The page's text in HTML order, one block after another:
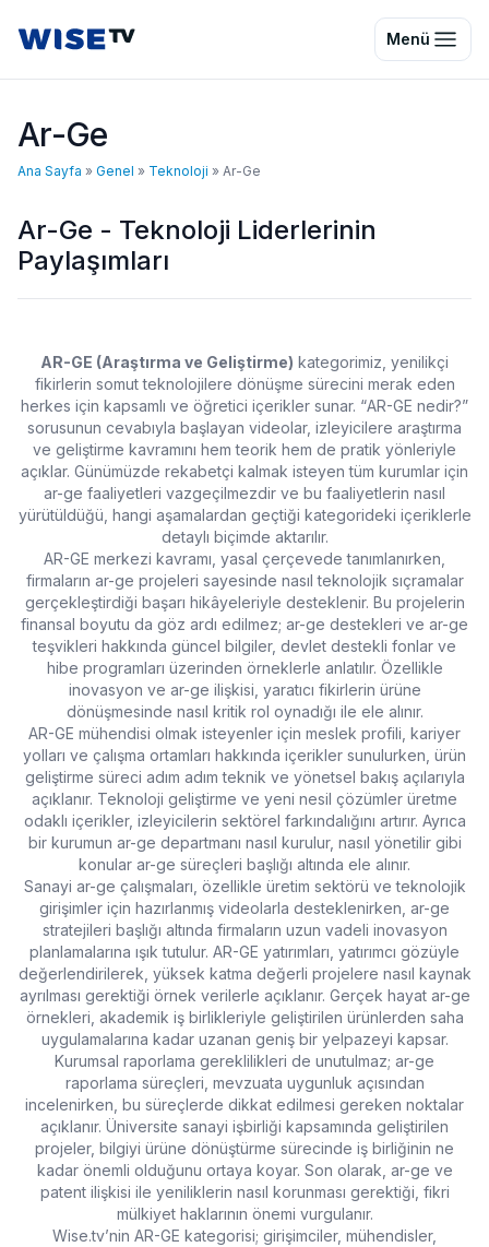
Wise TV Menü
Ar-Ge
Ana Sayfa » Genel » Teknoloji » Ar-Ge
Ar-Ge - Teknoloji Liderlerinin
Paylaşımları
AR-GE (Araştırma ve Geliştirme) kategorimiz, yenilikçi
fikirlerin somut teknolojilere dönüşme sürecini merak eden
herkes için kapsamlı ve öğretici içerikler sunar. “AR-GE nedir?”
sorusunun cevabıyla başlayan videolar, izleyicilere araştırma
ve geliştirme kavramını hem teorik hem de pratik yönleriyle
açıklar. Günümüzde rekabetçi kalmak isteyen tüm kurumlar için
ar-ge faaliyetleri vazgeçilmezdir ve bu faaliyetlerin nasıl
yürütüldüğü, hangi aşamalardan geçtiği kategorideki içeriklerle
detaylı biçimde aktarılır.
AR-GE merkezi kavramı, yasal çerçevede tanımlanırken,
firmaların ar-ge projeleri sayesinde nasıl teknolojik sıçramalar
gerçekleştirdiği başarı hikâyeleriyle desteklenir. Bu projelerin
finansal boyutu da göz ardı edilmez; ar-ge destekleri ve ar-ge
teşvikleri hakkında güncel bilgiler, devlet destekli fonlar ve
hibe programları üzerinden örneklerle anlatılır. Özellikle
inovasyon ve ar-ge ilişkisi, yaratıcı fikirlerin ürüne
dönüşmesinde nasıl kritik rol oynadığı ile ele alınır.
AR-GE mühendisi olmak isteyenler için meslek profili, kariyer
yolları ve çalışma ortamları hakkında içerikler sunulurken, ürün
geliştirme süreci adım adım teknik ve yönetsel bakış açılarıyla
açıklanır. Teknoloji geliştirme ve yeni nesil çözümler üretme
odaklı içerikler, izleyicilerin sektörel farkındalığını artırır. Ayrıca
bir kurumun ar-ge departmanı nasıl kurulur, nasıl yönetilir gibi
konular ar-ge süreçleri başlığı altında ele alınır.
Sanayi ar-ge çalışmaları , özellikle üretim sektörü ve teknolojik
girişimler için hazırlanmış videolarla desteklenirken, ar-ge
stratejileri başlığı altında firmaların uzun vadeli inovasyon
planlamalarına ışık tutulur. AR-GE yatırımları , yatırımcı gözüyle
değerlendirilerek, yüksek katma değerli projelere nasıl kaynak
ayrılması gerektiği örnek verilerle açıklanır. Gerçek hayat ar-ge
örnekleri , akademik iş birlikleriyle geliştirilen ürünlerden saha
uygulamalarına kadar uzanan geniş bir yelpazeyi kapsar.
Kurumsal raporlama gereklilikleri de unutulmaz; ar-ge
raporlama süreçleri, mevzuata uygunluk açısından
incelenirken, bu süreçlerde dikkat edilmesi gereken noktalar
açıklanır. Üniversite sanayi işbirliği kapsamında geliştirilen
projeler, bilgiyi ürüne dönüştürme sürecinde iş birliğinin ne
kadar önemli olduğunu ortaya koyar. Son olarak, ar-ge ve
patentilişkisi ile yeniliklerin nasıl korunması gerektiği, fikri
mülkiyet haklarının önemi vurgulanır.
Wise.tv’nin AR-GE kategorisi; girişimciler, mühendisler,